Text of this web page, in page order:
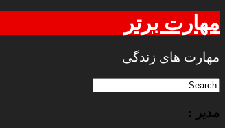
مهارت برتر
مهارت های زندگی
مدیر :